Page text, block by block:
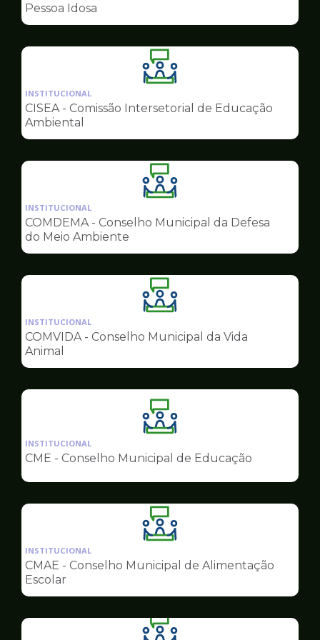
Conselhos
Pessoa Idosa
Ilustração
da
pagina
Conselhos
INSTITUCIONAL
CISEA - Comissão Intersetorial de Educação
Ambiental
Ilustração
da
pagina
Conselhos
INSTITUCIONAL
COMDEMA - Conselho Municipal da Defesa
do Meio Ambiente
Ilustração
da
pagina
Conselhos
INSTITUCIONAL
COMVIDA - Conselho Municipal da Vida
Animal
Ilustração
da
pagina
Conselhos
INSTITUCIONAL
CME - Conselho Municipal de Educação
Ilustração
da
pagina
Conselhos
INSTITUCIONAL
CMAE - Conselho Municipal de Alimentação
Escolar